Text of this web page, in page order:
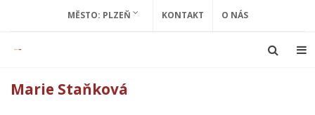
MĚSTO: PLZEŇ KONTAKT O NÁS
Marie Staňková